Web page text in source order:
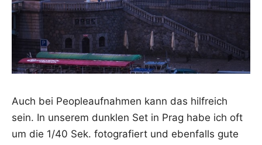
Auch bei Peo­p­le­auf­nah­men kann das hilf­reich
sein. In unse­rem dunk­len Set in Prag habe ich oft
um die 1/40 Sek. foto­gra­fiert und eben­falls gute